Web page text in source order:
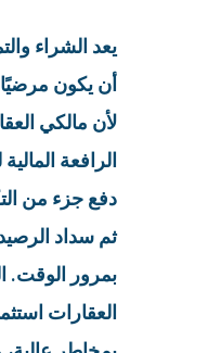
يعد الشراء
أن يكون
لأن مالكي
الرافعة
دفع جزء من
ثم سداد
بمرور الوقت.
العقارات